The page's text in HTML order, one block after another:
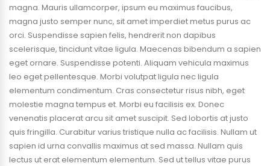
magna. Mauris ullamcorper, ipsum eu maximus faucibus,
magna justo semper nunc, sit amet imperdiet metus purus ac
orci. Suspendisse sapien felis, hendrerit non dapibus
scelerisque, tincidunt vitae ligula. Maecenas bibendum a sapien
eget ornare. Suspendisse potenti. Aliquam vehicula maximus
leo eget pellentesque. Morbi volutpat ligula nec ligula
elementum condimentum. Cras consectetur risus nibh, eget
molestie magna tempus et. Morbi eu facilisis ex. Donec
venenatis placerat arcu sit amet suscipit. Sed lobortis at justo
quis fringilla. Curabitur varius tristique nulla ac facilisis. Nullam ut
sapien id urna convallis maximus at sed massa. Nullam quis
lectus ut erat elementum elementum. Sed ut tellus vitae purus